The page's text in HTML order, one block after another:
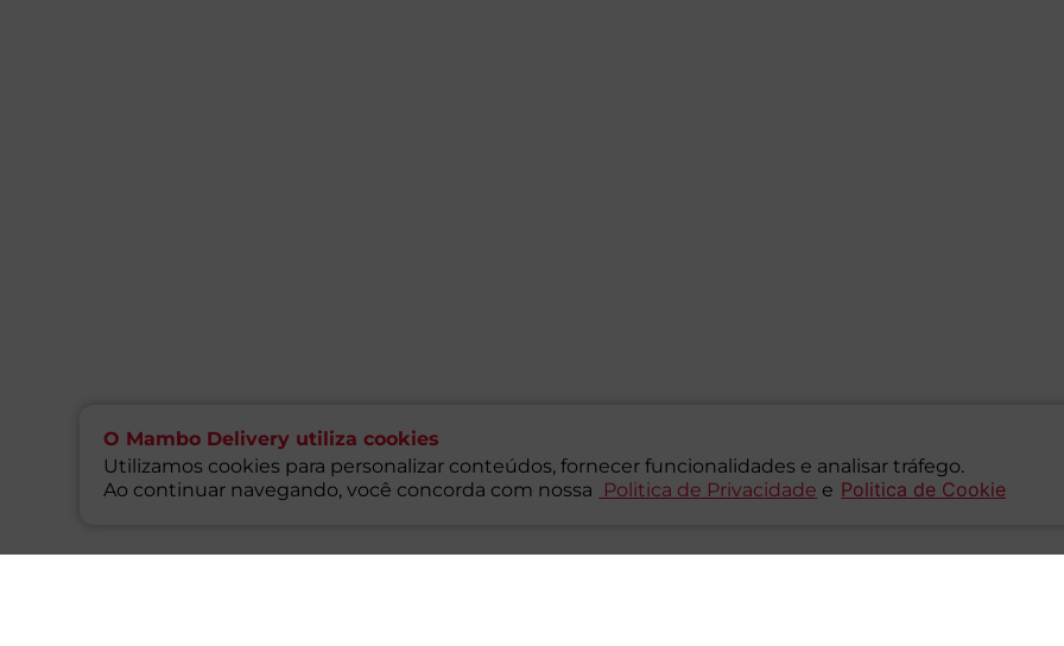
O Mambo Delivery utiliza cookies
Utilizamos cookies para personalizar conteúdos, fornecer funcionalidades e analisar tráfego.
Ao continuar navegando, você concorda com nossa
Politica de Privacidade e Politica de Cookie